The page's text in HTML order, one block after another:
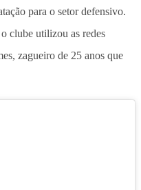
para o setor defensivo.
clube utilizou as redes
zagueiro de 25 anos que